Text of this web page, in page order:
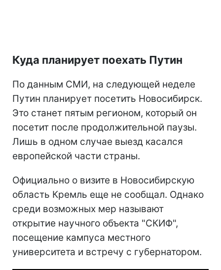
Куда планирует поехать Путин
По данным СМИ, на следующей неделе
Путин планирует посетить Новосибирск.
Это станет пятым регионом, который он
посетит после продолжительной паузы.
Лишь в одном случае выезд касался
европейской части страны.
Официально о визите в Новосибирскую
область Кремль еще не сообщал. Однако
среди возможных мер называют
открытие научного объекта "СКИФ",
посещение кампуса местного
университета и встречу с губернатором.